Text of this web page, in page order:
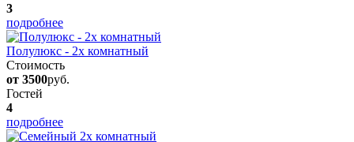
3
подробнее
Полулюкс - 2х комнатный
Стоимость
от 3500руб.
Гостей
4
подробнее